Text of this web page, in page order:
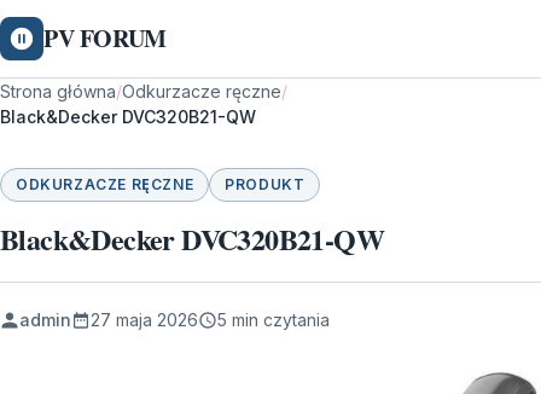
PV FORUM
Strona główna/Odkurzacze ręczne/
Black&Decker DVC320B21-QW
ODKURZACZE RĘCZNE PRODUKT
Black&Decker DVC320B21-QW
admin 27 maja 2026 5 min czytania